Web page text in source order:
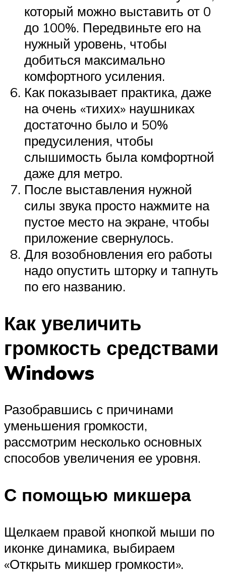
который можно выставить от 0
до 100%. Передвиньте его на
нужный уровень, чтобы
добиться максимально
комфортного усиления.
Как показывает практика, даже
на очень «тихих» наушниках
достаточно было и 50%
предусиления, чтобы
слышимость была комфортной
даже для метро.
После выставления нужной
силы звука просто нажмите на
пустое место на экране, чтобы
приложение свернулось.
Для возобновления его работы
надо опустить шторку и тапнуть
по его названию.
Как увеличить
громкость средствами
Windows
Разобравшись с причинами
уменьшения громкости,
рассмотрим несколько основных
способов увеличения ее уровня.
С помощью микшера
Щелкаем правой кнопкой мыши по
иконке динамика, выбираем
«Открыть микшер громкости».